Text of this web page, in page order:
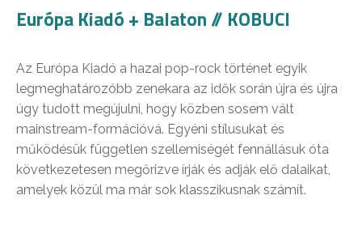
Európa Kiadó + Balaton // KOBUCI
Az Európa Kiadó a hazai pop-rock történet egyik
legmeghatározóbb zenekara az idők során újra és újra
úgy tudott megújulni, hogy közben sosem vált
mainstream-formációvá. Egyéni stílusukat és
működésük független szellemiségét fennállásuk óta
következetesen megőrizve írják és adják elő dalaikat,
amelyek közül ma már sok klasszikusnak számít.